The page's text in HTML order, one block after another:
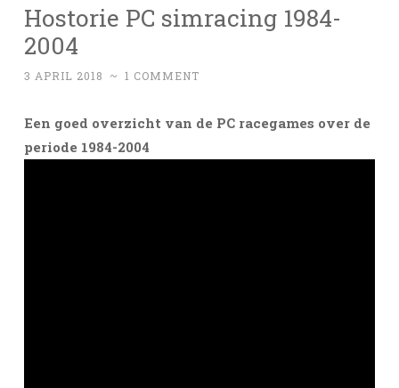
Hostorie PC simracing 1984-
2004
3 APRIL 2018 ~ 1 COMMENT
Een goed overzicht van de PC racegames over de
periode 1984-2004